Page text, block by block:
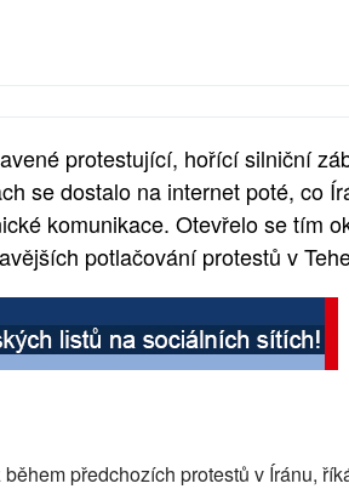
protestující, hořící silniční
se dostalo na internet poté, co
komunikace. Otevřelo se tím
potlačování protestů v
předchozích protestů v Íránu,